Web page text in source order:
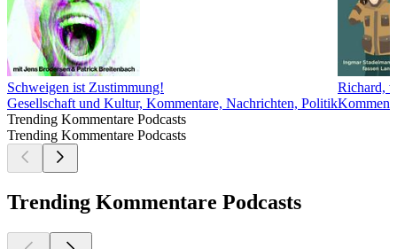
Schweigen ist Zustimmung!
Gesellschaft und Kultur, Kommentare, Nachrichten, Politik
Richard,
Trending Kommentare Podcasts
Trending Kommentare Podcasts
Trending Kommentare Podcasts